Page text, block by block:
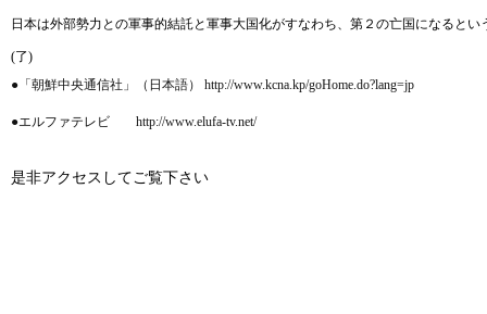
日本は外部勢力との軍事的結託と軍事大国化がすなわち、第２の亡国になると
(了)
●「朝鮮中央通信社」（日本語） http://www.kcna.kp/goHome.do?lang=jp
●エルファテレビ http://www.elufa-tv.net/
是非アクセスしてご覧下さい